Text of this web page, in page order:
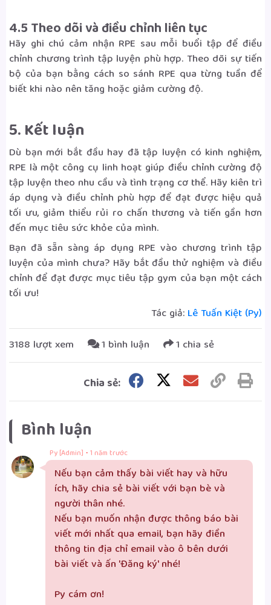
4.5 Theo dõi và điều chỉnh liên tục
Hãy ghi chú cảm nhận RPE sau mỗi buổi tập để điều
chỉnh chương trình tập luyện phù hợp. Theo dõi sự tiến
bộ của bạn bằng cách so sánh RPE qua từng tuần để
biết khi nào nên tăng hoặc giảm cường độ.
5. Kết luận
Dù bạn mới bắt đầu hay đã tập luyện có kinh nghiệm,
RPE là một công cụ linh hoạt giúp điều chỉnh cường độ
tập luyện theo nhu cầu và tình trạng cơ thể. Hãy kiên trì
áp dụng và điều chỉnh phù hợp để đạt được hiệu quả
tối ưu, giảm thiểu rủi ro chấn thương và tiến gần hơn
đến mục tiêu sức khỏe của mình.
Bạn đã sẵn sàng áp dụng RPE vào chương trình tập
luyện của mình chưa? Hãy bắt đầu thử nghiệm và điều
chỉnh để đạt được mục tiêu tập gym của bạn một cách
tối ưu!
Tác giả: Lê Tuấn Kiệt (Py)
3188 lượt xem
1 bình luận 1 chia sẻ
Chia sẻ:
Bình luận
Py [Admin] ·1 năm trước
Nếu bạn cảm thấy bài viết hay và hữu
ích, hãy chia sẻ bài viết với bạn bè và
người thân nhé.
Nếu bạn muốn nhận được thông báo bài
viết mới nhất qua email, bạn hãy điền
thông tin địa chỉ email vào ô bên dưới
bài viết và ấn 'Đăng ký' nhé!
Py cám ơn!